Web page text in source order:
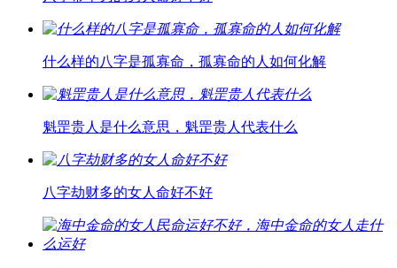
什么样的八字是孤寡命，孤寡命的人如何化解
魁罡贵人是什么意思，魁罡贵人代表什么
八字劫财多的女人命好不好